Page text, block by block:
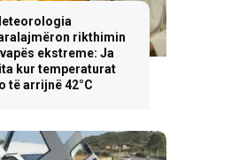
rikthimin
ekstreme: Ja
kur temperaturat
të arrijnë 42°C